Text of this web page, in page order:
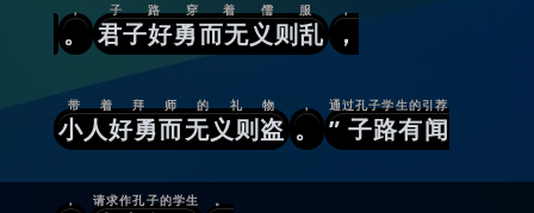
。
，
君子好勇而无义则乱
子路穿着儒服
，
，
小人好勇而无义则盗
带着拜师的礼物
。
，
” 子路有闻
通过孔子学生的引荐
， 请求作孔子的学生 。